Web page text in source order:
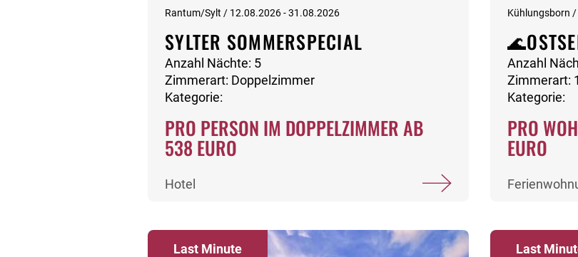
Rantum/Sylt / 12.08.2026 - 31.08.2026
SYLTER SOMMERSPECIAL
Anzahl Nächte: 5
Zimmerart: Doppelzimmer
Kategorie:
PRO PERSON IM DOPPELZIMMER AB
538 EURO
Hotel
Kühlungsborn
Anzahl
Zimmerart:
Kategorie:
PRO
EURO
Last Minute Last